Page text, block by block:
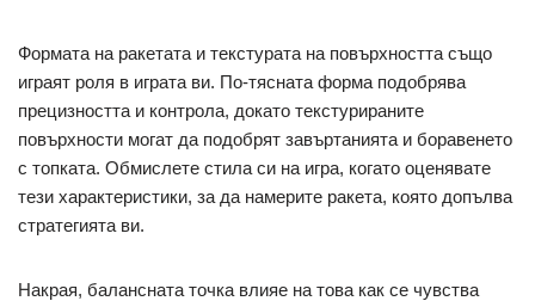
Формата на ракетата и текстурата на повърхността също
играят роля в играта ви. По-тясната форма подобрява
прецизността и контрола, докато текстурираните
повърхности могат да подобрят завъртанията и боравенето
с топката. Обмислете стила си на игра, когато оценявате
тези характеристики, за да намерите ракета, която допълва
стратегията ви.
Накрая, балансната точка влияе на това как се чувства